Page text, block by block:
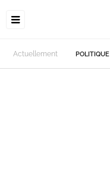
Actuellement POLITIQUE